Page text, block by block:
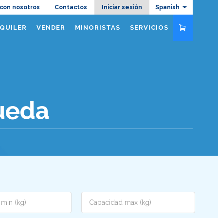
nosotros Contactos Iniciar sesión Spanish
VENDER MINORISTAS SERVICIOS